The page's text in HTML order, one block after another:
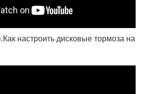
настроить дисковые тормоза на